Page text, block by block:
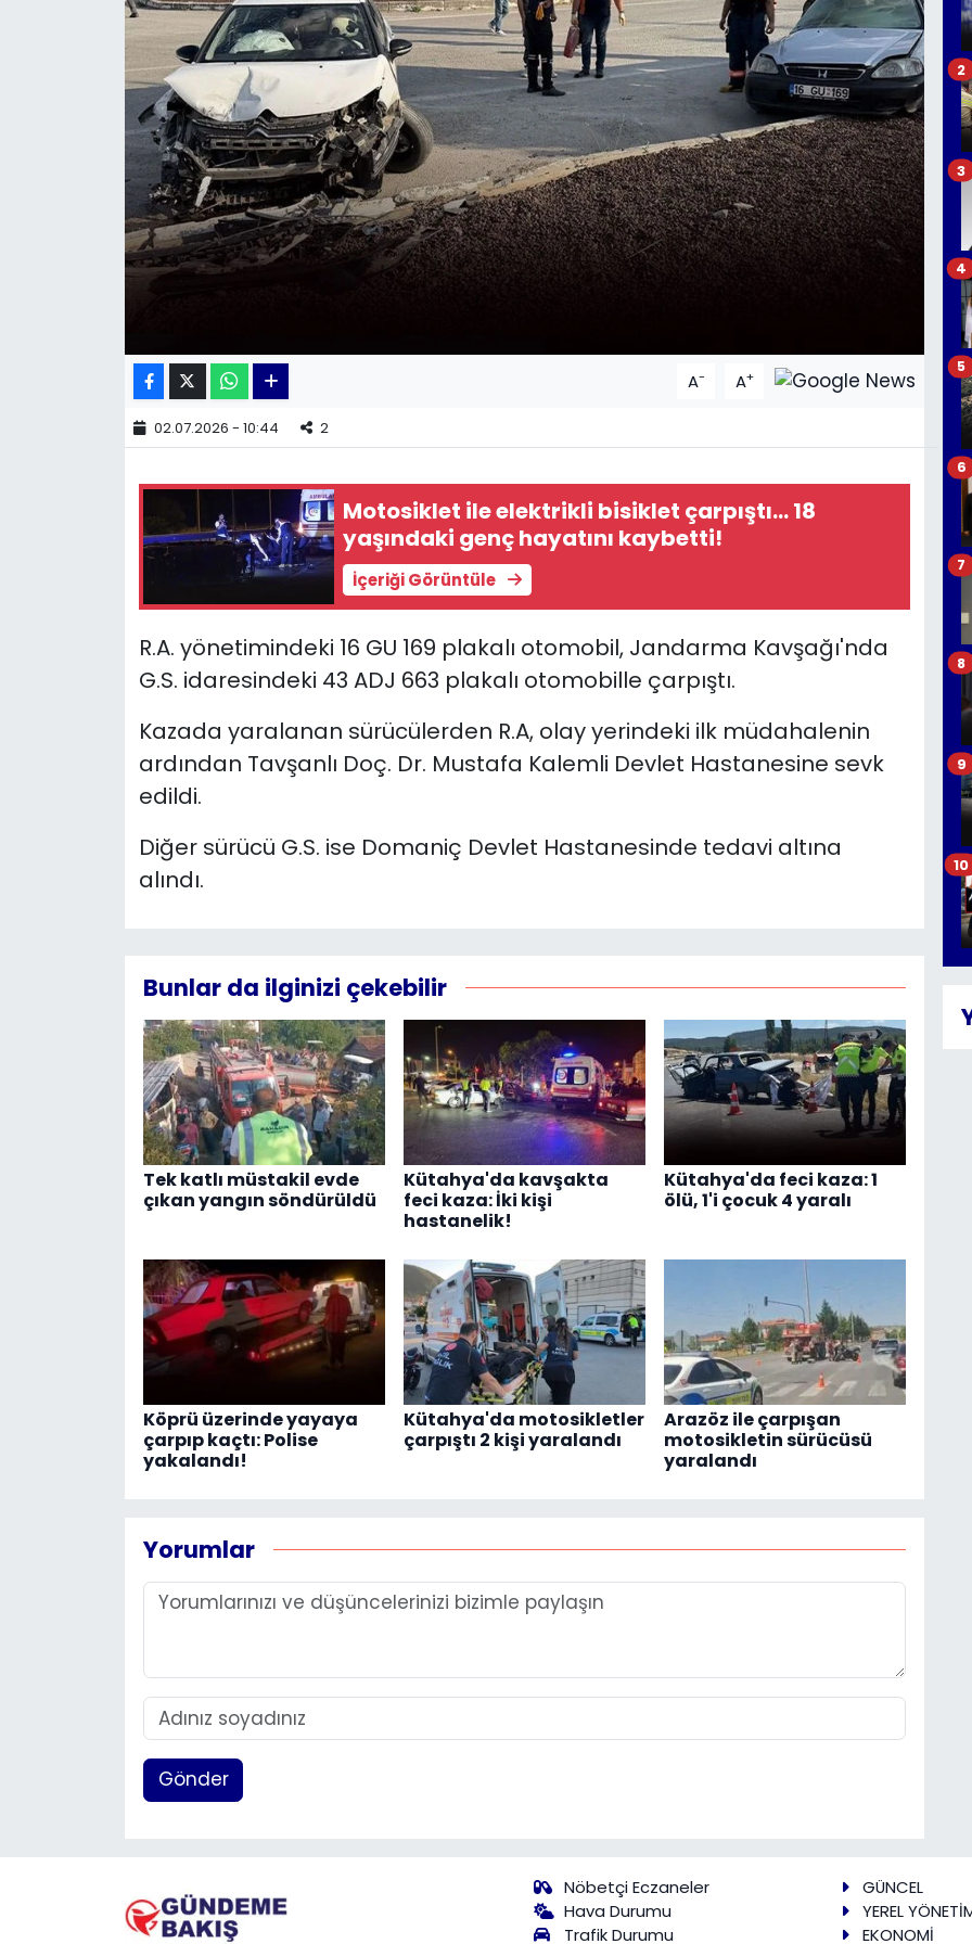
A- A+
02.07.2026 - 10:44 2
Motosiklet ile elektrikli bisiklet çarpıştı... 18
yaşındaki genç hayatını kaybetti!
İçeriği Görüntüle
R.A. yönetimindeki 16 GU 169 plakalı otomobil, Jandarma Kavşağı'nda
G.S. idaresindeki 43 ADJ 663 plakalı otomobille çarpıştı.
Kazada yaralanan sürücülerden R.A, olay yerindeki ilk müdahalenin
ardından Tavşanlı Doç. Dr. Mustafa Kalemli Devlet Hastanesine sevk
edildi.
Diğer sürücü G.S. ise Domaniç Devlet Hastanesinde tedavi altına
alındı.
Bunlar da ilginizi çekebilir
Tek katlı müstakil evde
çıkan yangın söndürüldü
Kütahya'da kavşakta
feci kaza: İki kişi
hastanelik!
Kütahya'da feci kaza: 1
ölü, 1'i çocuk 4 yaralı
Köprü üzerinde yayaya
çarpıp kaçtı: Polise
yakalandı!
Kütahya'da motosikletler
çarpıştı 2 kişi yaralandı
Arazöz ile çarpışan
motosikletin sürücüsü
yaralandı
Yorumlar
Gönder
2
3
4
5
6
7
8
9
10
Nöbetçi Eczaneler
Hava Durumu
Trafik Durumu
GÜNCEL
YEREL
EKONOMİ
KÜLTÜR SANAT
MAGAZİN
POLİTİKA
Siyaset
TEKNOLOJİ
YEREL POLİTİKA
YEREL YÖNETİMLER